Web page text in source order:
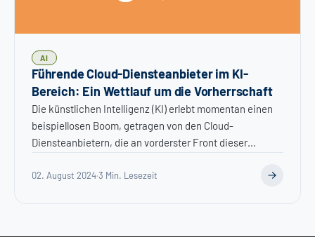
AI
Führende Cloud-Diensteanbieter im KI-
Bereich: Ein Wettlauf um die Vorherrschaft
Die künstlichen Intelligenz (KI) erlebt momentan einen
beispiellosen Boom, getragen von den Cloud-
Diensteanbietern, die an vorderster Front dieser
02. August 2024·3 Min. Lesezeit